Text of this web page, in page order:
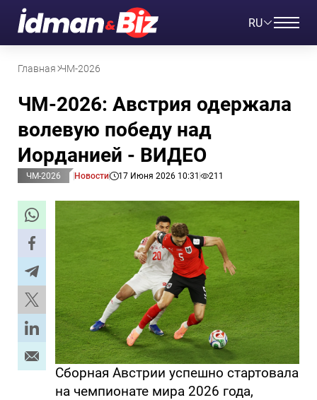
RU
Главная ЧМ-2026
ЧМ-2026: Австрия одержала
волевую победу над
Иорданией - ВИДЕО
ЧМ-2026 Новости 17 Июня 2026 10:31 211
Сборная Австрии успешно стартовала
на чемпионате мира 2026 года,